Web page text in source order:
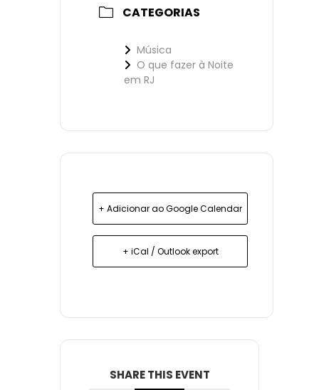
CATEGORIAS
Música
O que fazer à Noite
em RJ
+ Adicionar ao Google Calendar
+ iCal / Outlook export
SHARE THIS EVENT